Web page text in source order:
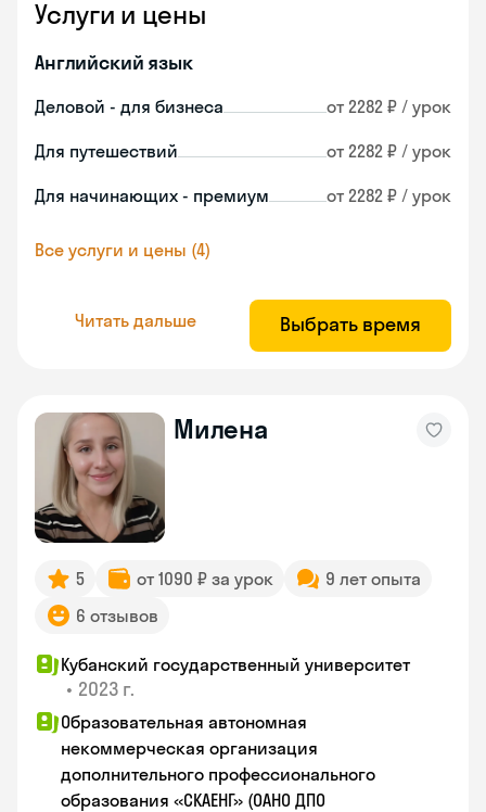
Услуги и цены
Английский язык
Деловой - для бизнеса от 2282 ₽ / урок
Для путешествий от 2282 ₽ / урок
Для начинающих - премиум от 2282 ₽ / урок
Все услуги и цены (4)
Читать дальше Выбрать время
Милена
5 от 1090 ₽ за урок
9 лет опыта
6 отзывов
Кубанский государственный университет
• 2023 г.
Образовательная автономная
некоммерческая организация
дополнительного профессионального
образования «СКАЕНГ» (ОАНО ДПО